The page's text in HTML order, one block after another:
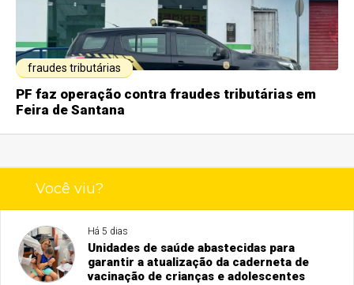
fraudes tributárias
PF faz operação contra fraudes tributárias em
Feira de Santana
Você viu?
Há 5 dias
Unidades de saúde abastecidas para
garantir a atualização da caderneta de
vacinação de crianças e adolescentes